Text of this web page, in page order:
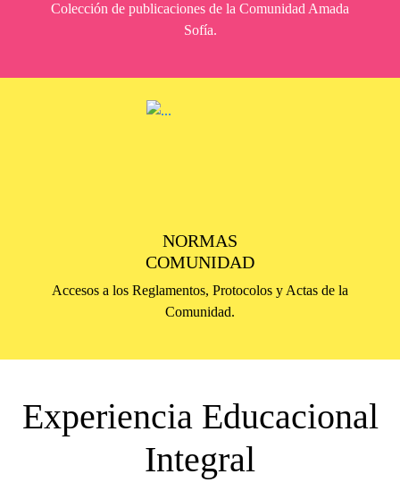
Colección de publicaciones de la Comunidad Amada
Sofía.
NORMAS
COMUNIDAD
Accesos a los Reglamentos, Protocolos y Actas de la
Comunidad.
Experiencia Educacional
Integral